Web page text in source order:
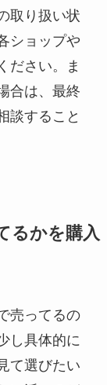
取り扱い状
ショップや
ださい。ま
合は、最終
談すること
るかを購入
売ってるの
し具体的に
て選びたい